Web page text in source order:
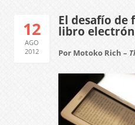
12
AGO
2012
El desafío de
libro
Por Motoko Rich –